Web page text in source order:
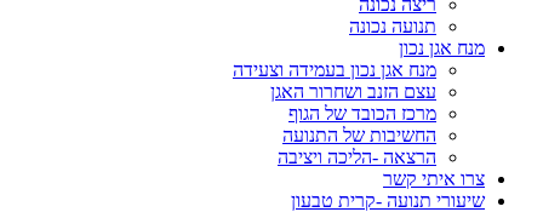
ריצה נכונה
תנועה נכונה
מנח אגן נכון
מנח אגן נכון בעמידה וצעידה
עצם הזנב ושחרור האגן
מרכז הכובד של הגוף
החשיבות של התנועה
הרצאה -הליכה ויציבה
צרו איתי קשר
שיעורי תנועה -קרית טבעון